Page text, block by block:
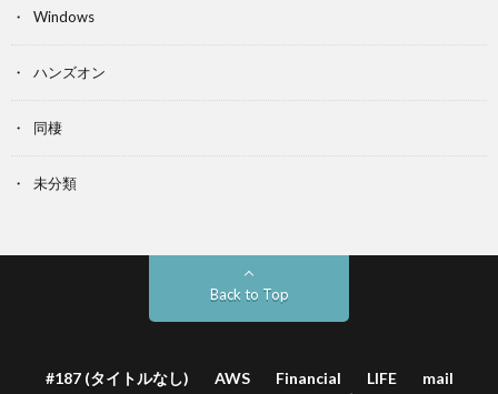
Windows
ハンズオン
同棲
未分類
Back to Top
#187 (タイトルなし) AWS Financial LIFE
mail